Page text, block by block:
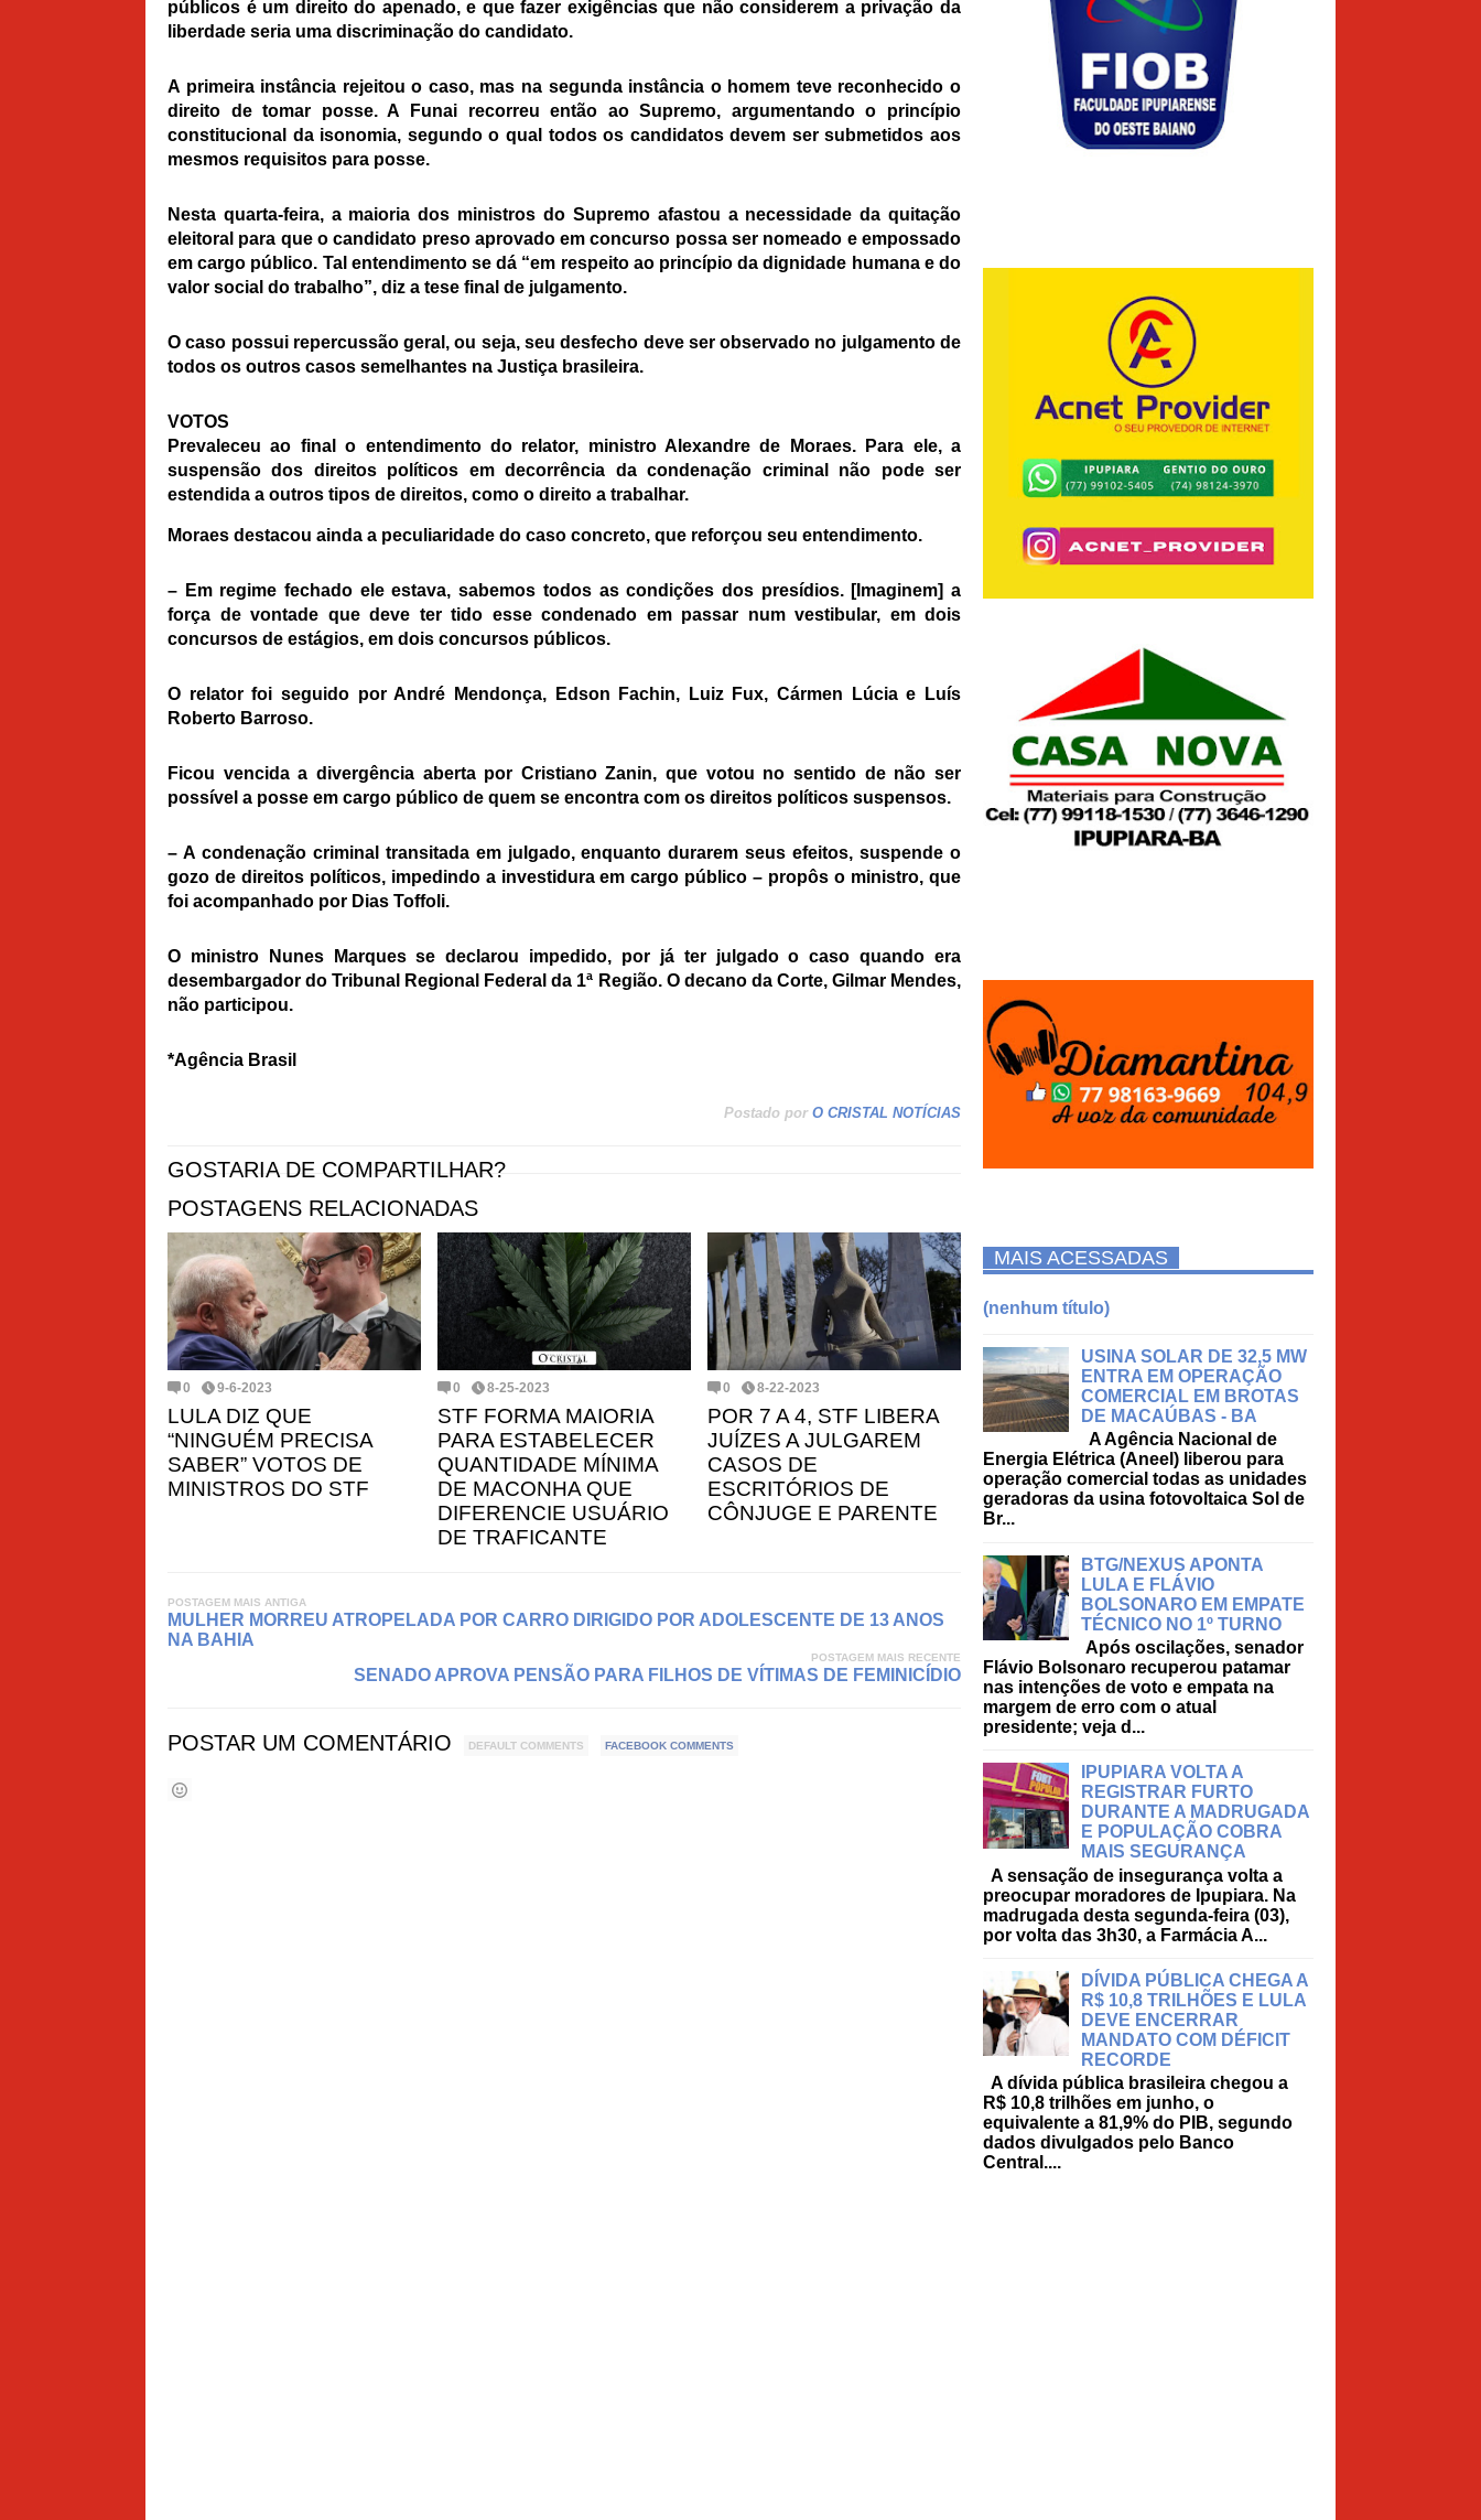
públicos é um direito do apenado, e que fazer exigências que não considerem a privação da
liberdade seria uma discriminação do candidato.
A primeira instância rejeitou o caso, mas na segunda instância o homem teve reconhecido o
direito de tomar posse. A Funai recorreu então ao Supremo, argumentando o princípio
constitucional da isonomia, segundo o qual todos os candidatos devem ser submetidos aos
mesmos requisitos para posse.
Nesta quarta-feira, a maioria dos ministros do Supremo afastou a necessidade da quitação
eleitoral para que o candidato preso aprovado em concurso possa ser nomeado e empossado
em cargo público. Tal entendimento se dá “em respeito ao princípio da dignidade humana e do
valor social do trabalho”, diz a tese final de julgamento.
O caso possui repercussão geral, ou seja, seu desfecho deve ser observado no julgamento de
todos os outros casos semelhantes na Justiça brasileira.
VOTOS
Prevaleceu ao final o entendimento do relator, ministro Alexandre de Moraes. Para ele, a
suspensão dos direitos políticos em decorrência da condenação criminal não pode ser
estendida a outros tipos de direitos, como o direito a trabalhar.
Moraes destacou ainda a peculiaridade do caso concreto, que reforçou seu entendimento.
– Em regime fechado ele estava, sabemos todos as condições dos presídios. [Imaginem] a
força de vontade que deve ter tido esse condenado em passar num vestibular, em dois
concursos de estágios, em dois concursos públicos.
O relator foi seguido por André Mendonça, Edson Fachin, Luiz Fux, Cármen Lúcia e Luís
Roberto Barroso.
Ficou vencida a divergência aberta por Cristiano Zanin, que votou no sentido de não ser
possível a posse em cargo público de quem se encontra com os direitos políticos suspensos.
– A condenação criminal transitada em julgado, enquanto durarem seus efeitos, suspende o
gozo de direitos políticos, impedindo a investidura em cargo público – propôs o ministro, que
foi acompanhado por Dias Toffoli.
O ministro Nunes Marques se declarou impedido, por já ter julgado o caso quando era
desembargador do Tribunal Regional Federal da 1ª Região. O decano da Corte, Gilmar Mendes,
não participou.
*Agência Brasil
Postado por O CRISTAL NOTÍCIAS
GOSTARIA DE COMPARTILHAR?
POSTAGENS RELACIONADAS
0 9-6-2023
LULA DIZ QUE
“NINGUÉM PRECISA
SABER” VOTOS DE
MINISTROS DO STF
0 8-25-2023
STF FORMA MAIORIA
PARA ESTABELECER
QUANTIDADE MÍNIMA
DE MACONHA QUE
DIFERENCIE USUÁRIO
DE TRAFICANTE
0 8-22-2023
POR 7 A 4, STF LIBERA
JUÍZES A JULGAREM
CASOS DE
ESCRITÓRIOS DE
CÔNJUGE E PARENTE
POSTAGEM MAIS ANTIGA
MULHER MORREU ATROPELADA POR CARRO DIRIGIDO POR ADOLESCENTE DE 13 ANOS
NA BAHIA
POSTAGEM MAIS RECENTE
SENADO APROVA PENSÃO PARA FILHOS DE VÍTIMAS DE FEMINICÍDIO
POSTAR UM COMENTÁRIO DEFAULT COMMENTS FACEBOOK COMMENTS
MAIS ACESSADAS
(nenhum título)
USINA SOLAR DE 32,5 MW
ENTRA EM OPERAÇÃO
COMERCIAL EM BROTAS
DE MACAÚBAS - BA
A Agência Nacional de
Energia Elétrica (Aneel) liberou para
operação comercial todas as unidades
geradoras da usina fotovoltaica Sol de
Br...
BTG/NEXUS APONTA
LULA E FLÁVIO
BOLSONARO EM EMPATE
TÉCNICO NO 1º TURNO
Após oscilações, senador
Flávio Bolsonaro recuperou patamar
nas intenções de voto e empata na
margem de erro com o atual
presidente; veja d...
IPUPIARA VOLTA A
REGISTRAR FURTO
DURANTE A MADRUGADA
E POPULAÇÃO COBRA
MAIS SEGURANÇA
A sensação de insegurança volta a
preocupar moradores de Ipupiara. Na
madrugada desta segunda-feira (03),
por volta das 3h30, a Farmácia A...
DÍVIDA PÚBLICA CHEGA A
R$ 10,8 TRILHÕES E LULA
DEVE ENCERRAR
MANDATO COM DÉFICIT
RECORDE
A dívida pública brasileira chegou a
R$ 10,8 trilhões em junho, o
equivalente a 81,9% do PIB, segundo
dados divulgados pelo Banco
Central....